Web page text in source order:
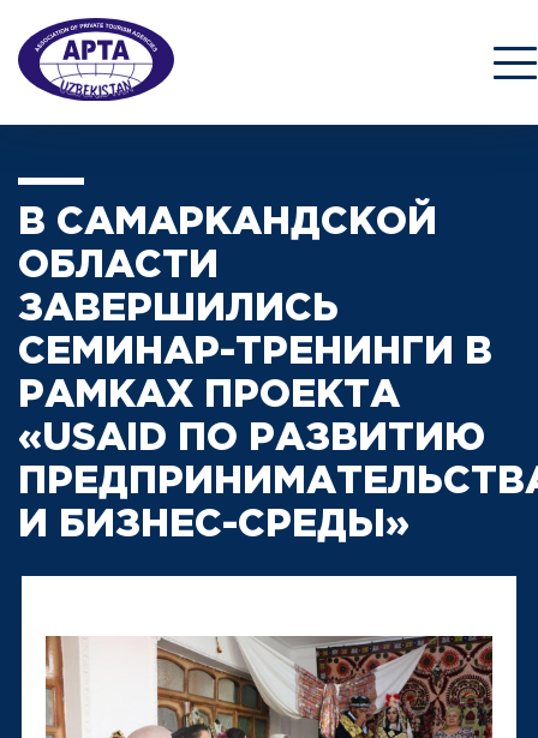
В САМАРКАНДСКОЙ
ОБЛАСТИ
ЗАВЕРШИЛИСЬ
СЕМИНАР-ТРЕНИНГИ В
РАМКАХ ПРОЕКТА
«USAID ПО РАЗВИТИЮ
И БИЗНЕС-СРЕДЫ»